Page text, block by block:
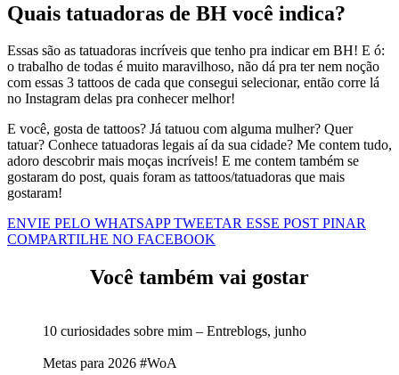
Quais tatuadoras de BH você indica?
Essas são as tatuadoras incríveis que tenho pra indicar em BH! E ó:
o trabalho de todas é muito maravilhoso, não dá pra ter nem noção
com essas 3 tattoos de cada que consegui selecionar, então corre lá
no Instagram delas pra conhecer melhor!
E você, gosta de tattoos? Já tatuou com alguma mulher? Quer
tatuar? Conhece tatuadoras legais aí da sua cidade? Me contem tudo,
adoro descobrir mais moças incríveis! E me contem também se
gostaram do post, quais foram as tattoos/tatuadoras que mais
gostaram!
ENVIE PELO WHATSAPPTWEETAR ESSE POST PINAR
COMPARTILHE NO FACEBOOK
Você também vai gostar
10 curiosidades sobre mim – Entreblogs, junho
Metas para 2026 #WoA